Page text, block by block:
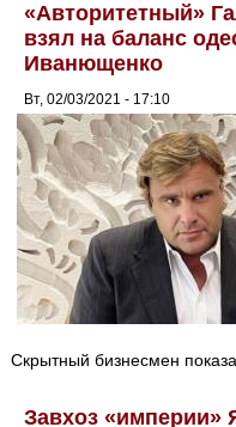
«Авторитетный»
взял на баланс
Иванющенко
Вт, 02/03/2021 - 17:10
Скрытный бизнесмен
Завхоз «империи»